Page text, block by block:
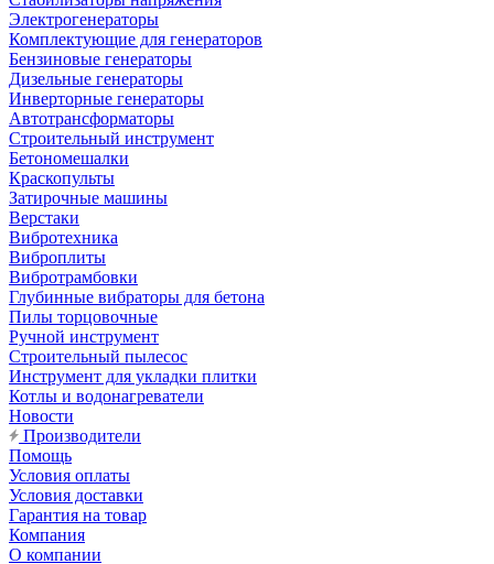
Электрогенераторы
Комплектующие для генераторов
Бензиновые генераторы
Дизельные генераторы
Инверторные генераторы
Автотрансформаторы
Строительный инструмент
Бетономешалки
Краскопульты
Затирочные машины
Верстаки
Вибротехника
Виброплиты
Вибротрамбовки
Глубинные вибраторы для бетона
Пилы торцовочные
Ручной инструмент
Строительный пылесос
Инструмент для укладки плитки
Котлы и водонагреватели
Новости
Производители
Помощь
Условия оплаты
Условия доставки
Гарантия на товар
Компания
О компании